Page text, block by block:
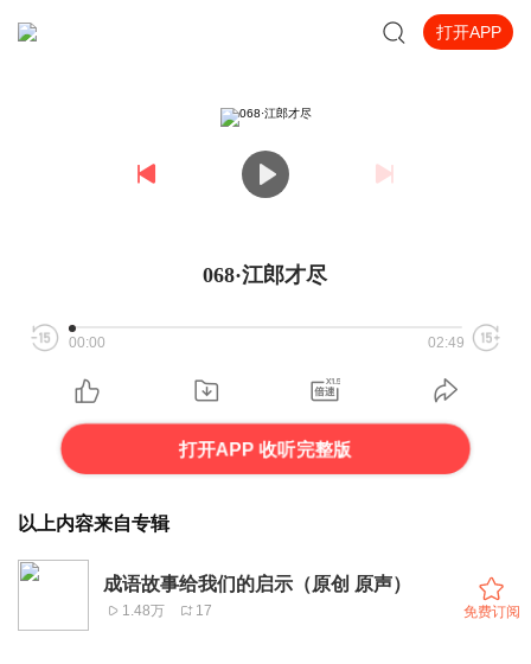
打开APP
068·江郎才尽
00:00 02:49
打开APP 收听完整版
以上内容来自专辑
成语故事给我们的启示（原创 原声）
1.48万 17 免费订阅